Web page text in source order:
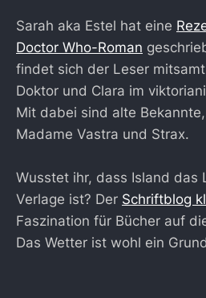
Sarah aka Estel hat eine
Doctor Who-Roman
findet sich der Leser
Doktor und Clara im
Mit dabei sind alte
Madame Vastra und Strax.
Wusstet ihr, dass Island das
Verlage ist? Der Schriftblog
Faszination für Bücher auf
Das Wetter ist wohl ein